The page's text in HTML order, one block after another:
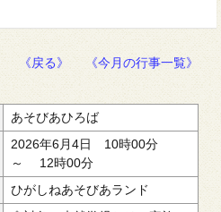
《戻る》 《今月の行事一覧》
あそびあひろば
2026年6月4日 10時00分
～ 12時00分
ひがしねあそびあランド